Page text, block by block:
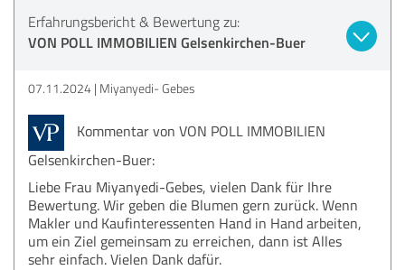
Erfahrungsbericht & Bewertung zu:
VON POLL IMMOBILIEN Gelsenkirchen-Buer
07.11.2024 Miyanyedi- Gebes
Kommentar von VON POLL IMMOBILIEN
Gelsenkirchen-Buer:
Liebe Frau Miyanyedi-Gebes, vielen Dank für Ihre
Bewertung. Wir geben die Blumen gern zurück. Wenn
Makler und Kaufinteressenten Hand in Hand arbeiten,
um ein Ziel gemeinsam zu erreichen, dann ist Alles
sehr einfach. Vielen Dank dafür.